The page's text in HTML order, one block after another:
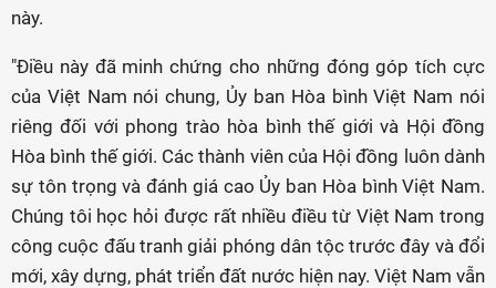
này.
"Điều này đã minh chứng cho những đóng góp tích cực
của Việt Nam nói chung, Ủy ban Hòa bình Việt Nam nói
riêng đối với phong trào hòa bình thế giới và Hội đồng
Hòa bình thế giới. Các thành viên của Hội đồng luôn dành
sự tôn trọng và đánh giá cao Ủy ban Hòa bình Việt Nam.
Chúng tôi học hỏi được rất nhiều điều từ Việt Nam trong
công cuộc đấu tranh giải phóng dân tộc trước đây và đổi
mới, xây dựng, phát triển đất nước hiện nay. Việt Nam vẫn